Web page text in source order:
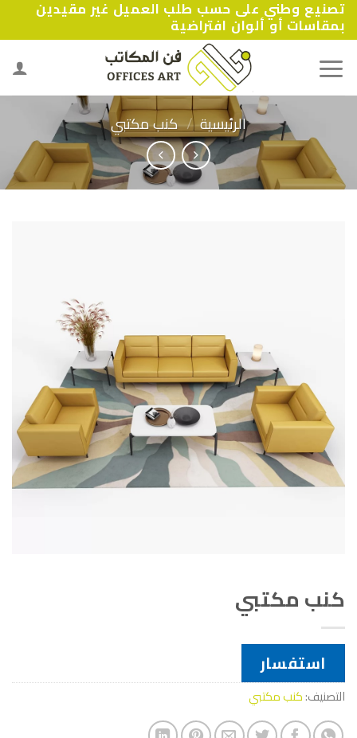
Skip
to
content
تصنيع وطني على حسب طلب العميل غير مقيدين
بمقاسات أو ألوان افتراضية
الرئيسية / كنب مكتبي
كنب مكتبي
استفسار
التصنيف:كنب مكتبي